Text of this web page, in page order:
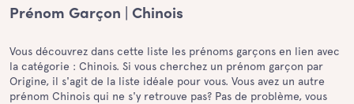
Prénom Garçon | Chinois
Vous découvrez dans cette liste les prénoms garçons en lien avec
la catégorie : Chinois. Si vous cherchez un prénom garçon par
Origine, il s'agit de la liste idéale pour vous. Vous avez un autre
prénom Chinois qui ne s'y retrouve pas? Pas de problème, vous